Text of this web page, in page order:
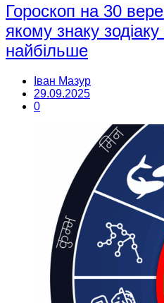
Гороскоп на 30
якому знаку
найбільше
Іван Мазур
29.09.2025
0